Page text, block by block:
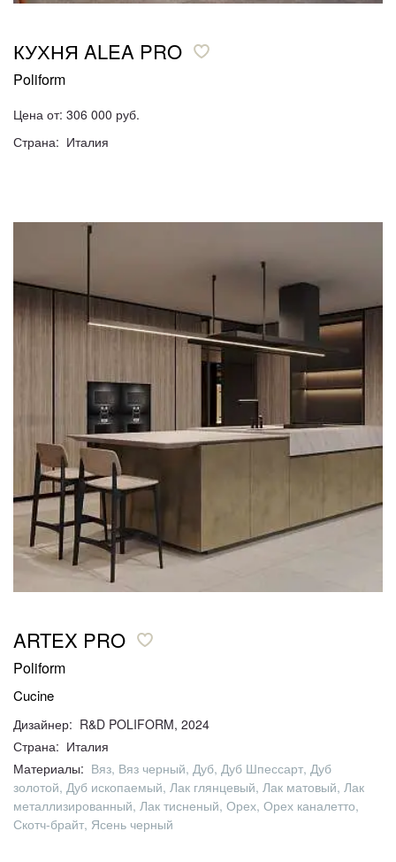
КУХНЯ ALEA PRO
Poliform
Цена от: 306 000 руб.
Страна: Италия
ARTEX PRO
Poliform
Cucine
Дизайнер: R&D POLIFORM, 2024
Страна: Италия
Материалы: Вяз, Вяз черный, Дуб, Дуб Шпессарт, Дуб
золотой, Дуб ископаемый, Лак глянцевый, Лак матовый, Лак
металлизированный, Лак тисненый, Орех, Орех каналетто,
Скотч-брайт, Ясень черный